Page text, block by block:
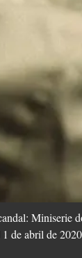
Miniserie
de abril de